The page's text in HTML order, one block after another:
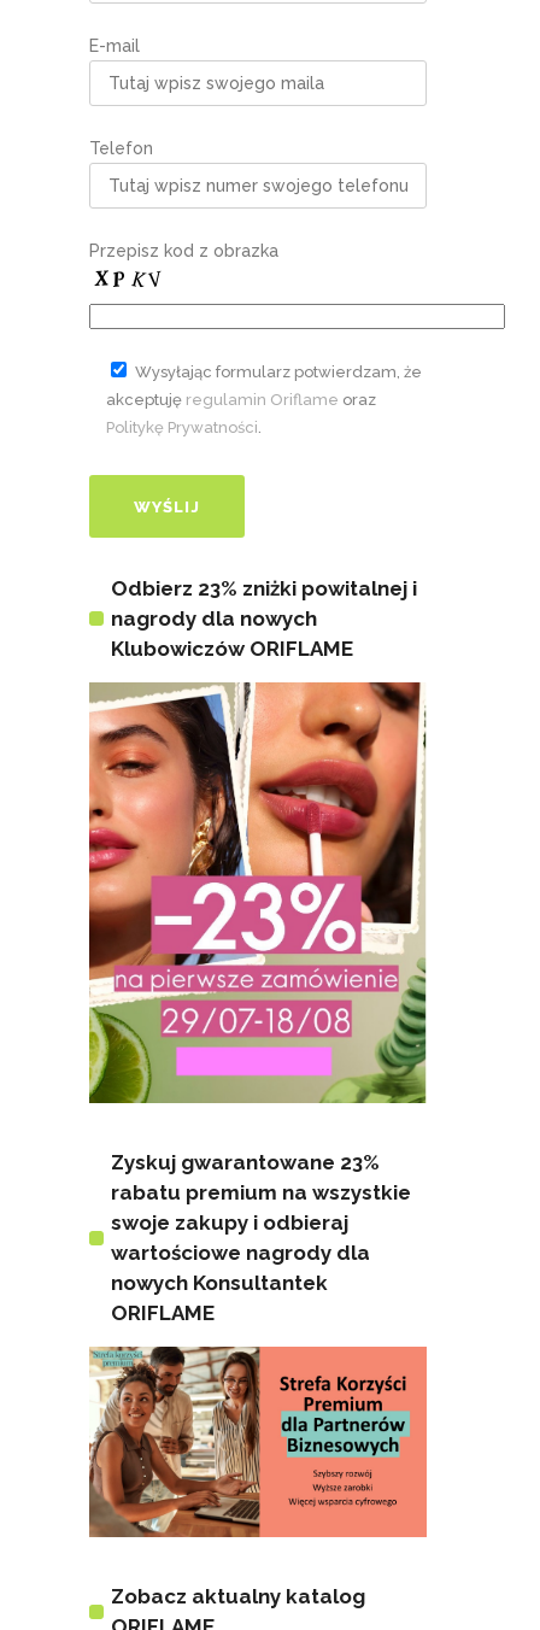
E-mail
Telefon
Przepisz kod z obrazka
Wysyłając formularz potwierdzam, że
akceptuję regulamin Oriflame oraz
Politykę Prywatności
Odbierz 23% zniżki powitalnej i
nagrody dla nowych
Klubowiczów ORIFLAME
Zyskuj gwarantowane 23%
rabatu premium na wszystkie
swoje zakupy i odbieraj
wartościowe nagrody dla
nowych Konsultantek
ORIFLAME
Zobacz aktualny katalog